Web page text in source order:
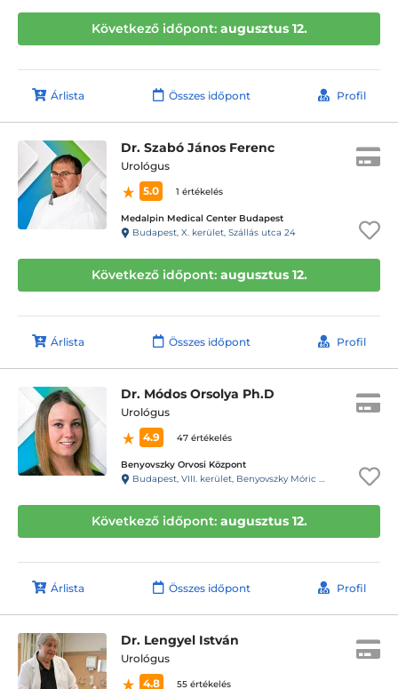
Következő időpont: augusztus 12.
Árlista Összes időpont Profil
Dr. Szabó János Ferenc
Urológus
5.0
1 értékelés
Medalpin Medical Center Budapest
Budapest, X. kerület, Szállás utca 24
Következő időpont: augusztus 12.
Árlista Összes időpont Profil
Dr. Módos Orsolya Ph.D
Urológus
4.9
47 értékelés
Benyovszky Orvosi Központ
Budapest, VIII. kerület, Benyovszky Móric utca 10.
Következő időpont: augusztus 12.
Árlista Összes időpont Profil
Dr. Lengyel István
Urológus
4.8
55 értékelés